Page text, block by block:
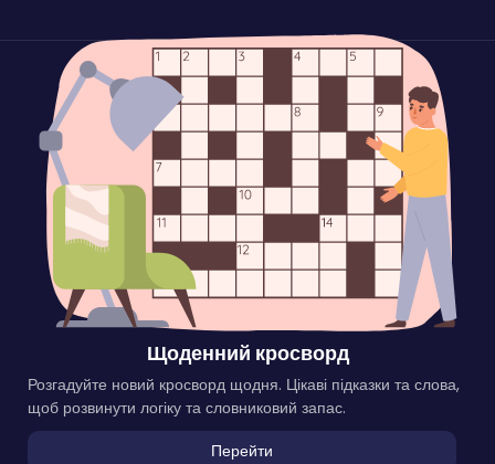
Щоденний кросворд
Розгадуйте новий кросворд щодня. Цікаві підказки та слова,
щоб розвинути логіку та словниковий запас.
Перейти